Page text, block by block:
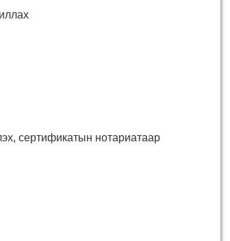
сертификатын нотариатаар